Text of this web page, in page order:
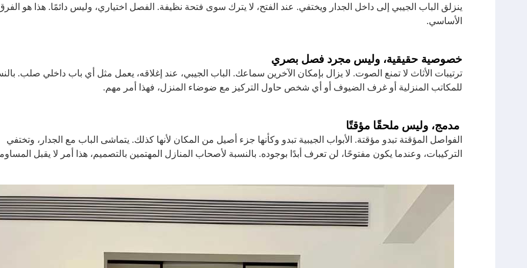
ينزلق الباب الجيبي إلى داخل الجدار ويختفي. عند الفتح، لا يترك سوى فتحة نظيفة. الفصل اختياري، وليس دائمًا. هذا هو
الأساسي.
خصوصية حقيقية، وليس مجرد فصل بصري
ترتيبات الأثاث لا تمنع الصوت. لا يزال بإمكان الآخرين سماعك. الباب الجيبي، عند إغلاقه، يعمل مثل أي باب داخلي صلب.
للمكاتب المنزلية أو غرف الضيوف أو أي شخص حاول التركيز مع ضوضاء المنزل، فهذا أمر مهم.
مدمج، وليس ملحقًا مؤقتًا
الفواصل المؤقتة تبدو مؤقتة. الأبواب الجيبية تبدو وكأنها جزء أصيل من المكان لأنها كذلك. يتماشى الباب مع الجدار، وتختفي
التركيبات، وعندما يكون مفتوحًا، لن تعرف أبدًا بوجوده. بالنسبة لأصحاب المنازل المهتمين بالتصميم، هذا أمر لا يقبل